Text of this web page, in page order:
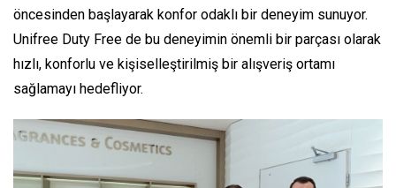
öncesinden başlayarak konfor odaklı bir deneyim sunuyor.
Unifree Duty Free de bu deneyimin önemli bir parçası olarak
hızlı, konforlu ve kişiselleştirilmiş bir alışveriş ortamı
sağlamayı hedefliyor.